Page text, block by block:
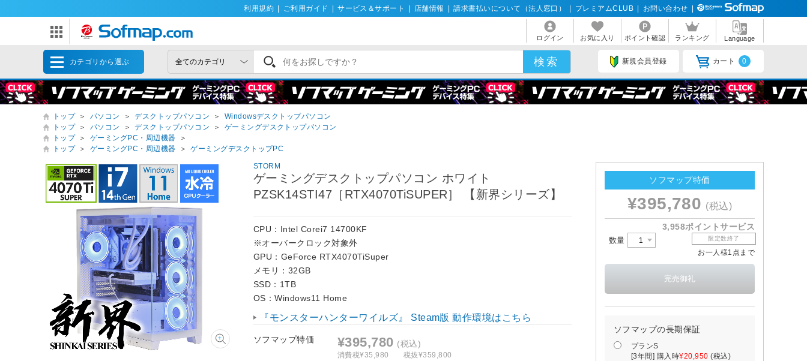
利用規約 ご利用ガイド サービス＆サポート 店舗情報 請求書払いについて（法人窓口） プレミアムCLUB お問い合わせ
ログイン お気に入り ポイント確認 ランキング Language
カテゴリから選ぶ 新規会員登録 カート 0
トップ ＞ パソコン ＞ デスクトップパソコン ＞
Windowsデスクトップパソコン
トップ
＞ パソコン ＞ デスクトップパソコン ＞
ゲーミングデスクトップパソコン
トップ
＞ ゲーミングPC・周辺機器
＞
トップ
＞ ゲーミングPC・周辺機器 ＞ ゲーミングデスクトップPC
STORM
ゲーミングデスクトップパソコン ホワイト
PZSK14STI47［RTX4070TiSUPER］ 【新界シリーズ】
CPU：Intel Corei7 14700KF
※オーバークロック対象外
GPU：GeForce RTX4070TiSuper
メモリ：32GB
SSD：1TB
OS：Windows11 Home
『モンスターハンターワイルズ』 Steam版 動作環境はこちら
ソフマップ特価 ¥395,780 (税込)
消費税¥35,980 税抜¥359,800
ソフマップ特価
¥395,780 (税込)
3,958ポイントサービス
数量 限定数終了
お一人様1点まで
ソフマップの長期保証
プランS
[3年間] 購入時¥20,950 (税込)